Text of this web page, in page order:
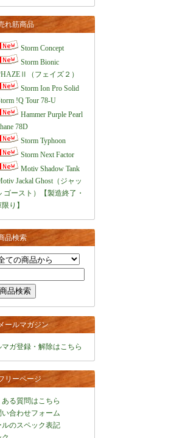
れ筋商品
Storm Concept
Storm Bionic
（フェイズ２）
Storm Ion Pro Solid
!Q Tour 78-U
Hammer Purple Pearl
78D
Storm Typhoon
Storm Next Factor
Motiv Shadow Tank
Jackal Ghost（ジャッ
ゴースト）【製造終了・
り】
品検索
ールマガジン
マガ登録・解除はこちら
リーページ
ある質問はこちら
い合わせフォーム
ルのスペック表記